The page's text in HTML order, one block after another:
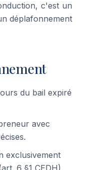
c'est un
déplafonnement
du bail expiré
avec
exclusivement
6 §1 CEDH).